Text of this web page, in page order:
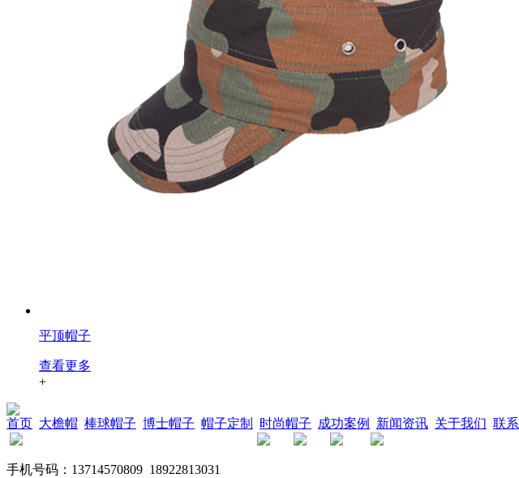
平顶帽子
查看更多
+
首页 大檐帽 棒球帽子 博士帽子 帽子定制 时尚帽子 成功案例 新闻资讯 关于我们 联
手机号码：13714570809 18922813031